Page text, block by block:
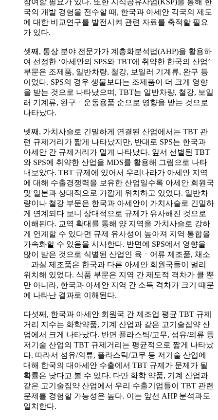
참여할 필요가 있다. 또한 지식공유사업(KSP)을 통해 한
국의 개발 경험을 전수할 때, 한국과 아세안 각국의 제도
에 대한 비교연구를 발전시켜 관련 자료를 축적할 필요
가 있다.
셋째, 통상 분야 전문가가 계층화분석법(AHP)을 활용하
여 선정한 ‘아세안의 SPS와 TBT에 취약한 한국의 산업’
부문은 조제품, 일반차량, 철강, 보일러 기계류, 완구 등
이었다. SPS의 경우 생물보다는 조제품이 더 크게 영향
을 받는 것으로 나타났으며, TBT는 일반차량, 철강, 보일
러 기계류, 완구ㆍ운동용품 순으로 영향을 받는 것으로
나타났다.
넷째, 가치사슬로 긴밀하게 연결된 산업에서는 TBT 관
련 규제거리가 짧게 나타났지만, 반대로 SPS는 한국과
아세안 간 규제거리가 멀게 나타났다. 앞서 선별된 TBT
와 SPS에 취약한 산업을 MDS를 활용해 그림으로 나타
내보았다. TBT 규제에 있어서 우리나라가 아세안 지역
에 대해 수출경쟁력을 보유한 산업일수록 아세안 회원국
및 일본과 상대적으로 가깝게 위치하고 있었다. 일반차
량이나 철강 부문은 한국과 아세안이 가치사슬로 긴밀하
게 연계되다 보니 상대적으로 규제가 유사해진 것으로
이해된다. 교역 확대를 통해 양 지역을 가치사슬로 강하
게 연계할 수 있다면 규제 유사성이 높아져 지역 통합을
가속화할 수 있음을 시사한다. 반면에 SPS에서 영향을
많이 받은 것으로 식별된 산업인 육ㆍ어류 제조품, 채소
ㆍ과실 제조품은 한국과 다른 아세안 회원국들이 멀리
위치해 있었다. 식품 부문은 지역 간 제도적 격차가 클 뿐
만 아니라, 한국과 아세안 지역 간 소득 격차가 크기 때문
에 나타난 결과로 이해된다.
다섯째, 한국과 아세안 회원국 간 제조업 평균 TBT 규제
거리 지수는 화학약품, 기계 산업과 같은 고기술집약 산
업에서 크게 나타났다. 반면 플라스틱/고무, 섬유/의류 등
저기술 산업의 TBT 규제거리는 평균적으로 짧게 나타났
다. 따라서 섬유/의류, 플라스틱/고무 등 저기술 산업에
대해 한국의 대아세안 수출에서 TBT 규제가 문제가 될
확률은 낮다고 볼 수 있다. 다만 화학 약품, 기계 산업과
같은 고기술집약 산업에서 우리 수출기업들이 TBT 관련
문제를 경험할 가능성은 높다. 이는 앞선 AHP 분석과도
일치한다.